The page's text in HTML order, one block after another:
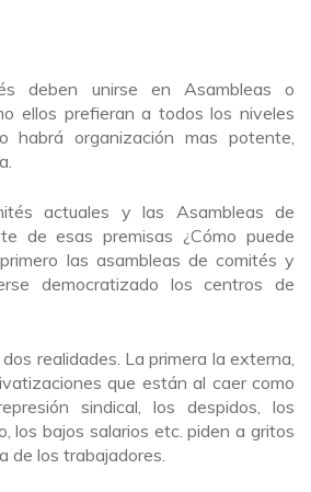
deben unirse en Asambleas o
ellos prefieran a todos los niveles
habrá organización mas potente,
actuales y las Asambleas de
de esas premisas ¿Cómo puede
las asambleas de comités y
democratizado los centros de
realidades. La primera la externa,
que están al caer como
sindical, los despidos, los
los bajos salarios etc. piden a gritos
de los trabajadores.